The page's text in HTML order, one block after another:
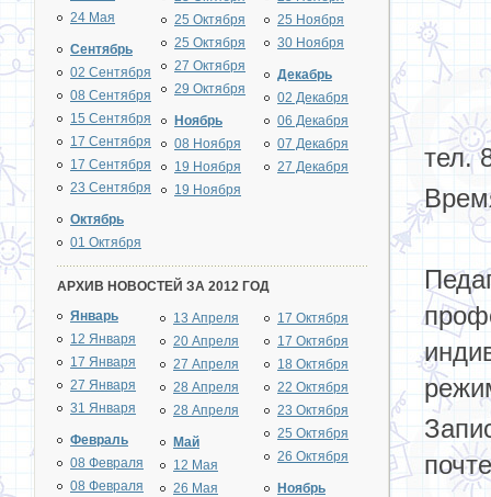
24 Мая
Сентябрь
02 Сентября
08 Сентября
15 Сентября
17 Сентября
17 Сентября
23 Сентября
Октябрь
01 Октября
25 Октября
25 Октября
27 Октября
29 Октября
Ноябрь
08 Ноября
19 Ноября
19 Ноября
25 Ноября
30 Ноября
Декабрь
02 Декабря
06 Декабря
07 Декабря
27 Декабря
АРХИВ НОВОСТЕЙ ЗА 2012 ГОД
Январь
12 Января
17 Января
27 Января
31 Января
Февраль
08 Февраля
08 Февраля
13 Апреля
20 Апреля
27 Апреля
28 Апреля
28 Апреля
Май
12 Мая
26 Мая
17 Октября
17 Октября
18 Октября
22 Октября
23 Октября
25 Октября
26 Октября
Ноябрь
тел.